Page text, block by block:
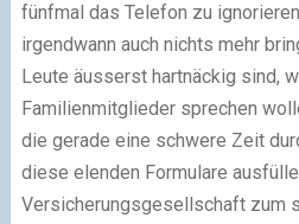
fünfmal das Telefon zu
irgendwann auch nichts mehr
Leute äusserst hartnäckig sind,
Familienmitglieder sprechen
die gerade eine schwere Zeit
diese elenden Formulare
Versicherungsgesellschaft zum